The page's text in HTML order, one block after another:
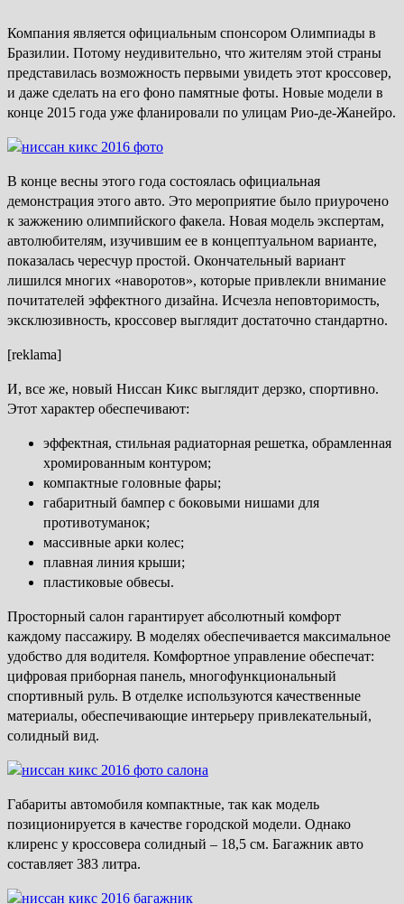
Компания является официальным спонсором Олимпиады в
Бразилии. Потому неудивительно, что жителям этой страны
представилась возможность первыми увидеть этот кроссовер,
и даже сделать на его фоно памятные фоты. Новые модели в
конце 2015 года уже фланировали по улицам Рио-де-Жанейро.
В конце весны этого года состоялась официальная
демонстрация этого авто. Это мероприятие было приурочено
к зажжению олимпийского факела. Новая модель экспертам,
автолюбителям, изучившим ее в концептуальном варианте,
показалась чересчур простой. Окончательный вариант
лишился многих «наворотов», которые привлекли внимание
почитателей эффектного дизайна. Исчезла неповторимость,
эксклюзивность, кроссовер выглядит достаточно стандартно.
[reklama]
И, все же, новый Ниссан Кикс выглядит дерзко, спортивно.
Этот характер обеспечивают:
эффектная, стильная радиаторная решетка, обрамленная
хромированным контуром;
компактные головные фары;
габаритный бампер с боковыми нишами для
противотуманок;
массивные арки колес;
плавная линия крыши;
пластиковые обвесы.
Просторный салон гарантирует абсолютный комфорт
каждому пассажиру. В моделях обеспечивается максимальное
удобство для водителя. Комфортное управление обеспечат:
цифровая приборная панель, многофункциональный
спортивный руль. В отделке используются качественные
материалы, обеспечивающие интерьеру привлекательный,
солидный вид.
Габариты автомобиля компактные, так как модель
позиционируется в качестве городской модели. Однако
клиренс у кроссовера солидный – 18,5 см. Багажник авто
составляет 383 литра.